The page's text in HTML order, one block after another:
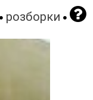
розборки